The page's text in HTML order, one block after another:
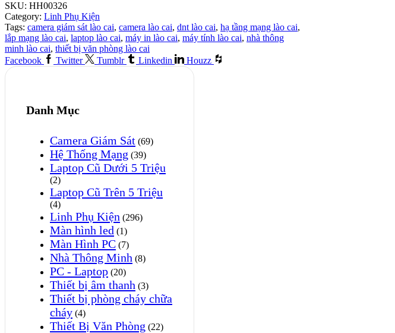
SKU: HH00326
Category: Linh Phụ Kiện
Tags: camera giám sát lào cai, camera lào cai, dnt lào cai, hạ tầng mạng lào cai,
lắp mạng lào cai, laptop lào cai, máy in lào cai, máy tính lào cai, nhà thông
minh lào cai, thiết bị văn phòng lào cai
Facebook
Twitter Tumblr Linkedin Houzz
Danh Mục
Camera Giám Sát (69)
Hệ Thống Mạng (39)
Laptop Cũ Dưới 5 Triệu
(2)
Laptop Cũ Trên 5 Triệu
(4)
Linh Phụ Kiện (296)
Màn hình led (1)
Màn Hình PC (7)
Nhà Thông Minh (8)
PC - Laptop (20)
Thiết bị âm thanh (3)
Thiết bị phòng cháy chữa
cháy (4)
Thiết Bị Văn Phòng (22)